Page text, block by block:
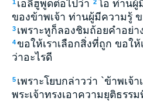
1 เอลีฮูพูดต่อไปว่า 2โอ ท่าน
ของข้าพเจ้า ท่านผู้มีความรู้ ข
3 เพราะหูก็ลองชิมถ้อยคำอย่
4 ขอให้เราเลือกสิ่งที่ถูก ขอให้
ว่าอะไรดี
5 เพราะโยบกล่าวว่า `ข้าพเจ้
พระเจ้าทรงเอาความยุติธรร